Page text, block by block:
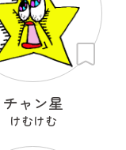
チャン星
けむけむ